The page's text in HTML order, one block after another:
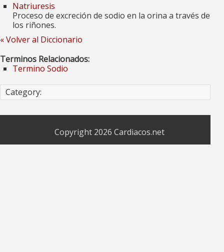
Natriuresis
Proceso de excreción de sodio en la orina a través de
los riñones.
« Volver al Diccionario
Terminos Relacionados:
Termino Sodio
Category:
Copyright 2026 Cardiacos.net